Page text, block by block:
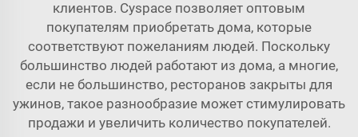
клиентов. Cyspace позволяет оптовым
покупателям приобретать дома, которые
соответствуют пожеланиям людей. Поскольку
большинство людей работают из дома, а многие,
если не большинство, ресторанов закрыты для
ужинов, такое разнообразие может стимулировать
продажи и увеличить количество покупателей.